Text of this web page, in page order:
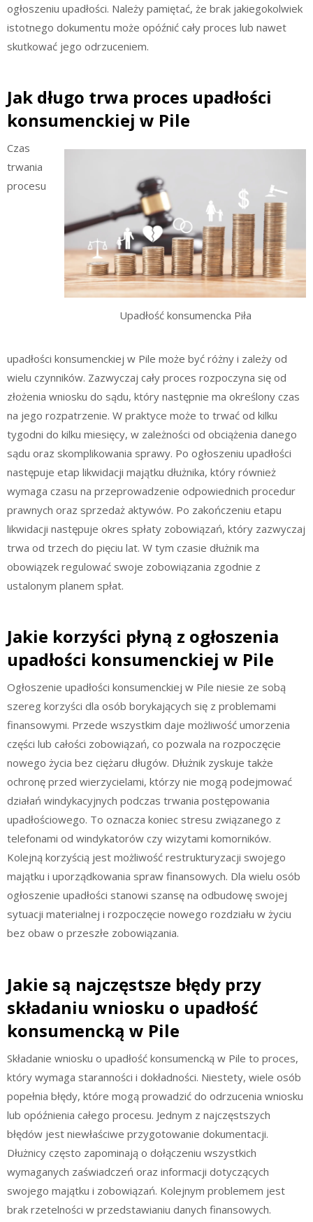
ogłoszeniu upadłości. Należy pamiętać, że brak jakiegokolwiek
istotnego dokumentu może opóźnić cały proces lub nawet
skutkować jego odrzuceniem.
Jak długo trwa proces upadłości
konsumenckiej w Pile
Upadłość konsumencka Piła
Czas
trwania
procesu
upadłości konsumenckiej w Pile może być różny i zależy od
wielu czynników. Zazwyczaj cały proces rozpoczyna się od
złożenia wniosku do sądu, który następnie ma określony czas
na jego rozpatrzenie. W praktyce może to trwać od kilku
tygodni do kilku miesięcy, w zależności od obciążenia danego
sądu oraz skomplikowania sprawy. Po ogłoszeniu upadłości
następuje etap likwidacji majątku dłużnika, który również
wymaga czasu na przeprowadzenie odpowiednich procedur
prawnych oraz sprzedaż aktywów. Po zakończeniu etapu
likwidacji następuje okres spłaty zobowiązań, który zazwyczaj
trwa od trzech do pięciu lat. W tym czasie dłużnik ma
obowiązek regulować swoje zobowiązania zgodnie z
ustalonym planem spłat.
Jakie korzyści płyną z ogłoszenia
upadłości konsumenckiej w Pile
Ogłoszenie upadłości konsumenckiej w Pile niesie ze sobą
szereg korzyści dla osób borykających się z problemami
finansowymi. Przede wszystkim daje możliwość umorzenia
części lub całości zobowiązań, co pozwala na rozpoczęcie
nowego życia bez ciężaru długów. Dłużnik zyskuje także
ochronę przed wierzycielami, którzy nie mogą podejmować
działań windykacyjnych podczas trwania postępowania
upadłościowego. To oznacza koniec stresu związanego z
telefonami od windykatorów czy wizytami komorników.
Kolejną korzyścią jest możliwość restrukturyzacji swojego
majątku i uporządkowania spraw finansowych. Dla wielu osób
ogłoszenie upadłości stanowi szansę na odbudowę swojej
sytuacji materialnej i rozpoczęcie nowego rozdziału w życiu
bez obaw o przeszłe zobowiązania.
Jakie są najczęstsze błędy przy
składaniu wniosku o upadłość
konsumencką w Pile
Składanie wniosku o upadłość konsumencką w Pile to proces,
który wymaga staranności i dokładności. Niestety, wiele osób
popełnia błędy, które mogą prowadzić do odrzucenia wniosku
lub opóźnienia całego procesu. Jednym z najczęstszych
błędów jest niewłaściwe przygotowanie dokumentacji.
Dłużnicy często zapominają o dołączeniu wszystkich
wymaganych zaświadczeń oraz informacji dotyczących
swojego majątku i zobowiązań. Kolejnym problemem jest
brak rzetelności w przedstawianiu danych finansowych.